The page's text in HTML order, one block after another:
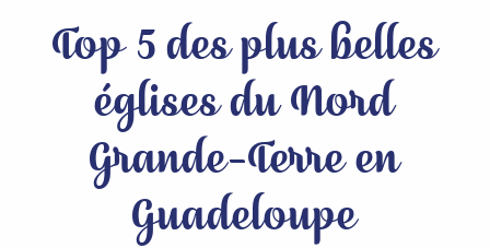
Top 5 des plus belles
églises du Nord
Grande-Terre en
Guadeloupe